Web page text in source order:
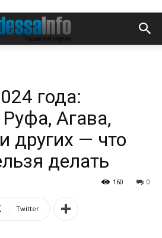
года:
Агава,
других — что
делать
0
160
Twitter